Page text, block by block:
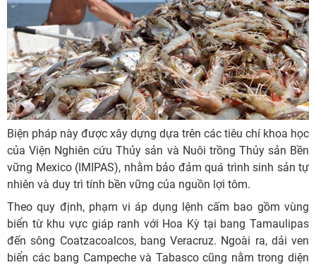
Biện pháp này được xây dựng dựa trên các tiêu chí khoa học
của Viện Nghiên cứu Thủy sản và Nuôi trồng Thủy sản Bền
vững Mexico (IMIPAS), nhằm bảo đảm quá trình sinh sản tự
nhiên và duy trì tính bền vững của nguồn lợi tôm.
Theo quy định, phạm vi áp dụng lệnh cấm bao gồm vùng
biển từ khu vực giáp ranh với Hoa Kỳ tại bang Tamaulipas
đến sông Coatzacoalcos, bang Veracruz. Ngoài ra, dải ven
biển các bang Campeche và Tabasco cũng nằm trong diện